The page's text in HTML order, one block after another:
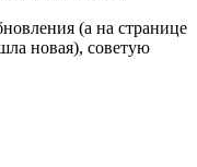
(а на странице
новая), советую